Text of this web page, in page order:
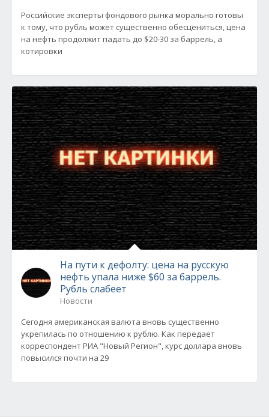
Российские эксперты фондового рынка морально готовы
к тому, что рубль может существенно обесцениться, цена
на нефть продолжит падать до $20-30 за баррель, а
котировки
На пути к дефолту: цена на русскую
нефть упала ниже $60 за баррель.
Рубль слабеет
Новости
Сегодня американская валюта вновь существенно
укрепилась по отношению к рублю. Как передает
корреспондент РИА "Новый Регион", курс доллара вновь
повысился почти на 29